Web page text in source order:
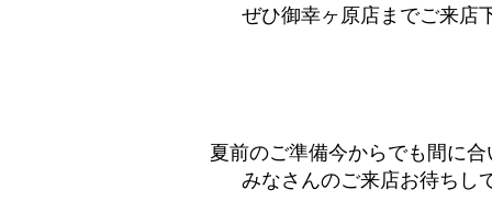
ぜひ御幸ヶ原店までご来店
夏前のご準備今からでも間に合
みなさんのご来店お待ちし